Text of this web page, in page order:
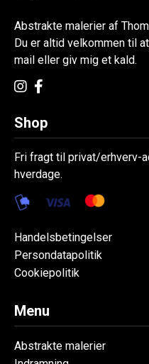
Abstrakte malerier af
Du er altid velkommen til at
mail eller giv mig et kald.
Shop
Fri fragt til privat/erhverv-
hverdage.
Handelsbetingelser
Persondatapolitik
Cookiepolitik
Menu
Abstrakte malerier